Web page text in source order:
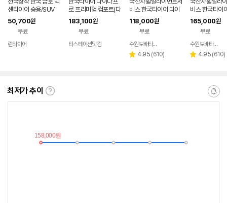
센타이어 승용/SUV
타이어 모음전
50,700원
무료
런타이어
로 프리미엄 컴포트(다
이나프로 HPX) 235/
55R19 2355519
183,100원
무료
티스테이션닷컴
비스 한국타이어 다이
나프로 HPX 235551
9 235 55 19, 1개
118,000원
무료
페이
수원보배타이어
별 4.95 리
(610)
비스 한국타이
나프로 HPX
20 255 45
165,000원
무료
수원보배타이어
별 4.95 리
(610)
최저가 추이
최
이
란?
알